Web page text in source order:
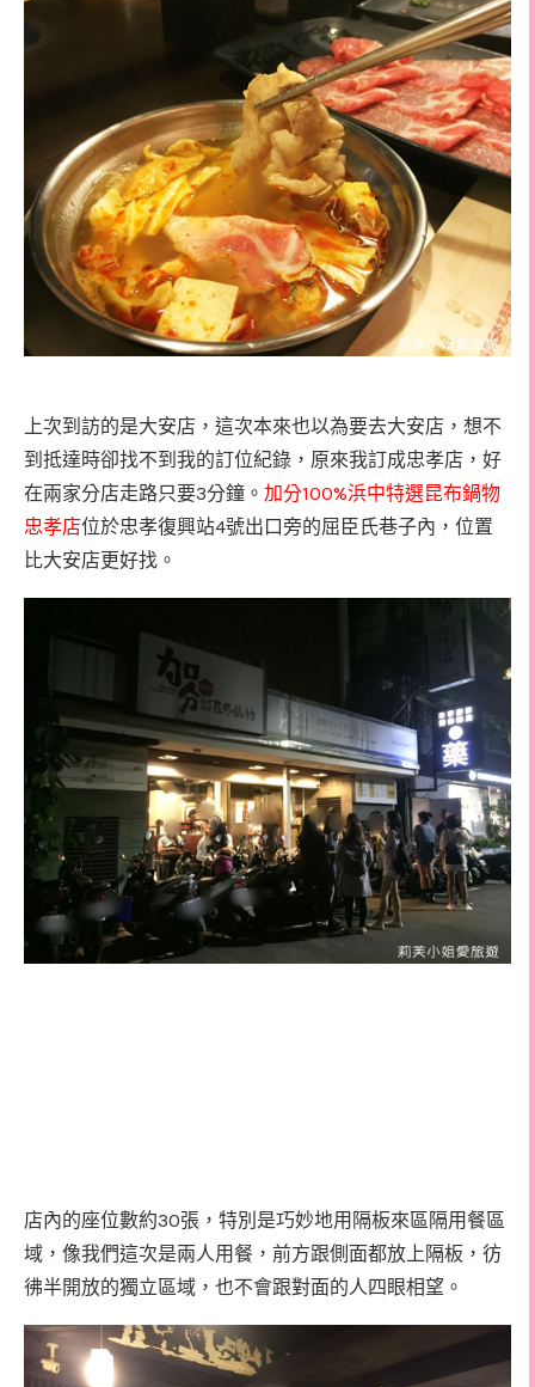
上次到訪的是大安店，這次本來也以為要去大安店，想不
到抵達時卻找不到我的訂位紀錄，原來我訂成忠孝店，好
在兩家分店走路只要3分鐘。 加分100%浜中特選昆布鍋物
忠孝店位於忠孝復興站4號出口旁的屈臣氏巷子內，位置
比大安店更好找。
店內的座位數約30張，特別是巧妙地用隔板來區隔用餐區
域，像我們這次是兩人用餐，前方跟側面都放上隔板，彷
彿半開放的獨立區域，也不會跟對面的人四眼相望。